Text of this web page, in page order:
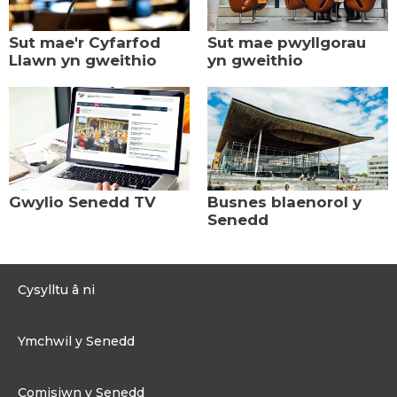
Sut mae'r Cyfarfod
Llawn yn gweithio
Sut mae pwyllgorau
yn gweithio
Gwylio Senedd TV
Busnes blaenorol y
Senedd
Cysylltu â ni
Cysylltu â Senedd Cymru
Ymchwil y Senedd
Comisiwn y Senedd